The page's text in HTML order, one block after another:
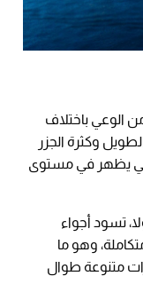
الوعي باختلاف
وكثرة الجزر
يظهر في مستوى
تسود أجواء
وهو ما
متنوعة طوال